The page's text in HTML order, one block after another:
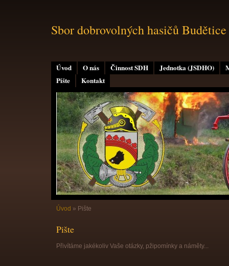
Úvod O nás Činnost SDH Jednotka (JSDHO)
Pište
Kontakt
Sbor dobrovolných hasičů Budětice
Úvod » Pište
Pište
Přivítáme jakékoliv Vaše otázky, pžipomínky a náměty...